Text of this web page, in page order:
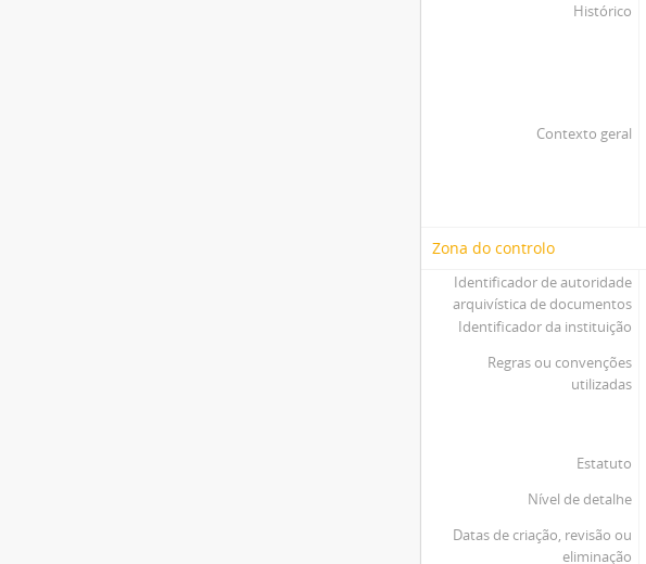
Histórico
Contexto geral
Zona do controlo
Identificador de autoridade
arquivística de documentos
Identificador da instituição
Regras ou convenções
utilizadas
Estatuto
Nível de detalhe
Datas de criação, revisão ou
eliminação